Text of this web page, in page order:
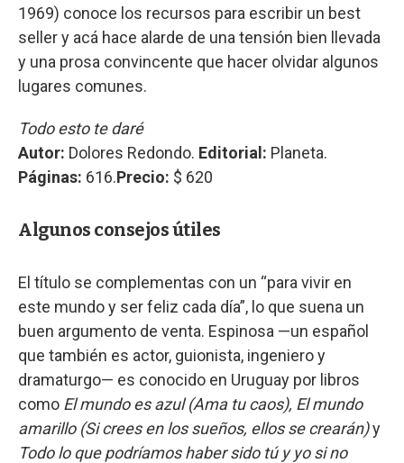
1969) conoce los recursos para escribir un best
seller y acá hace alarde de una tensión bien llevada
y una prosa convincente que hacer olvidar algunos
lugares comunes.
Todo esto te daré
Autor: Dolores Redondo. Editorial: Planeta.
Páginas: 616.Precio: $ 620
Algunos consejos útiles
El título se complementas con un “para vivir en
este mundo y ser feliz cada día”, lo que suena un
buen argumento de venta. Espinosa —un español
que también es actor, guionista, ingeniero y
dramaturgo— es conocido en Uruguay por libros
como El mundo es azul (Ama tu caos), El mundo
amarillo (Si crees en los sueños, ellos se crearán)y
Todo lo que podríamos haber sido tú y yo si no